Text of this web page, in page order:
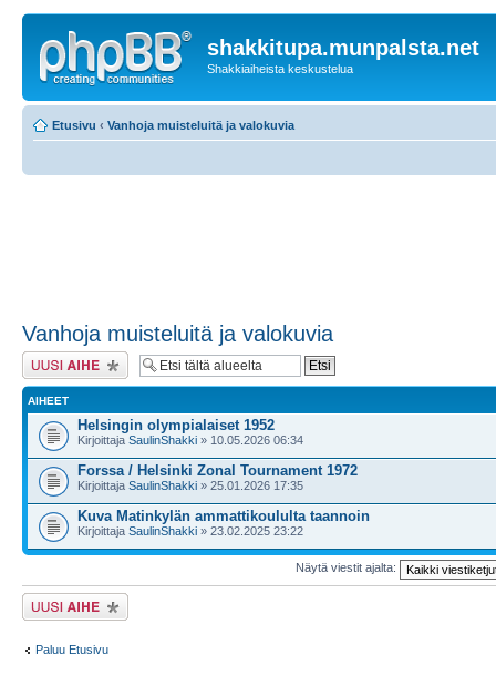
shakkitupa.munpalsta.net
Shakkiaiheista keskustelua
Etusivu ‹ Vanhoja muisteluitä ja valokuvia
Vanhoja muisteluitä ja valokuvia
Lähetä uusi viesti
AIHEET
Helsingin olympialaiset 1952
Kirjoittaja SaulinShakki » 10.05.2026 06:34
Forssa / Helsinki Zonal Tournament 1972
Kirjoittaja SaulinShakki » 25.01.2026 17:35
Kuva Matinkylän ammattikoululta taannoin
Kirjoittaja SaulinShakki » 23.02.2025 23:22
Näytä viestit ajalta:
Lähetä uusi viesti
Paluu Etusivu